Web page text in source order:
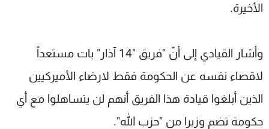
الأخيرة.
وأشار القيادي إلى أنّ "فريق "14 آذار" بات مستعداً
لاقصاء نفسه عن الحكومة فقط لارضاء الأميركيين
الذين أبلغوا قيادة هذا الفريق أنهم لن يتساهلوا مع أي
حكومة تضم وزيرا من "حزب الله".